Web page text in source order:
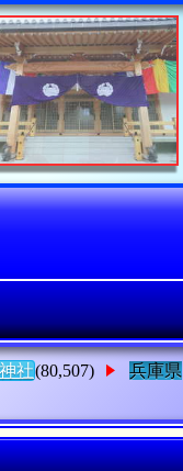
社(80,507)
兵庫県